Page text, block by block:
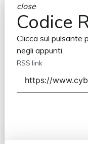
close
Codice
Clicca sul pulsante
negli appunti.
RSS link